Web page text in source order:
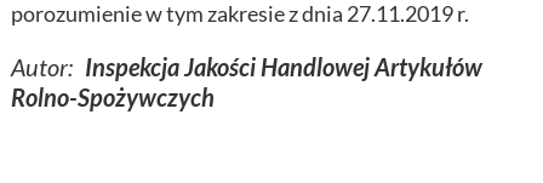
porozumienie w tym zakresie z dnia 27.11.2019 r.
Autor: Inspekcja Jakości Handlowej Artykułów
Rolno-Spożywczych